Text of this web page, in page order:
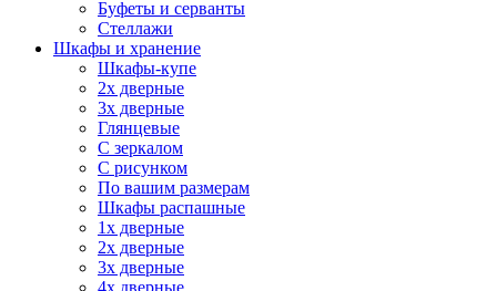
Буфеты и серванты
Стеллажи
Шкафы и хранение
Шкафы-купе
2х дверные
3х дверные
Глянцевые
С зеркалом
С рисунком
По вашим размерам
Шкафы распашные
1х дверные
2х дверные
3х дверные